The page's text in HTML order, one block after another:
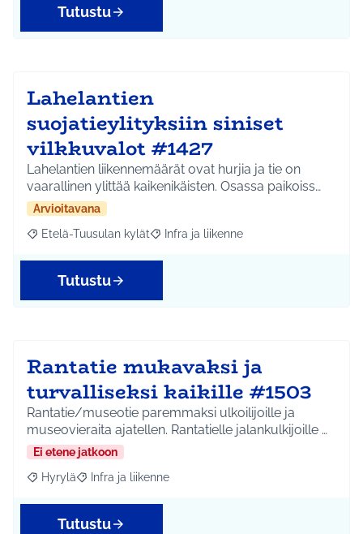
Tutustu
Lahelantien
suojatieylityksiin siniset
vilkkuvalot #1427
Lahelantien liikennemäärät ovat hurjia ja tie on
vaarallinen ylittää kaikenikäisten. Osassa paikoiss…
Arvioitavana
Rajaa tulokset aihepiirin mukaan: Etelä-Tuusulan kylät
Etelä-Tuusulan kylät Rajaa tulokset teeman mukaan: Infra ja
Infra ja liikenne
Tutustu
Rantatie mukavaksi ja
turvalliseksi kaikille #1503
Rantatie/museotie paremmaksi ulkoilijoille ja
museovieraita ajatellen. Rantatielle jalankulkijoille …
Ei etene jatkoon
Rajaa tulokset aihepiirin mukaan: Hyrylä
Hyrylä Rajaa tulokset teeman mukaan: Infra ja liikenne
Infra ja liikenne
Tutustu